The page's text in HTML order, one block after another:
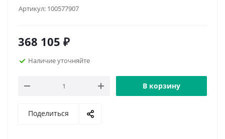
Артикул: 100577907
368 105 ₽
Наличие уточняйте
В корзину
Поделиться